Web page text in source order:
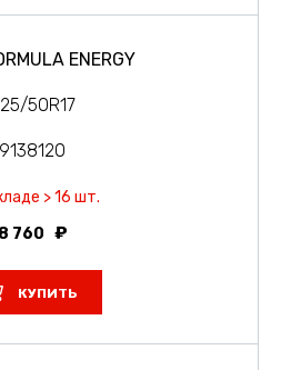
ENERGY
50R17
9138120
> 16 шт.
8 760
КУПИТЬ